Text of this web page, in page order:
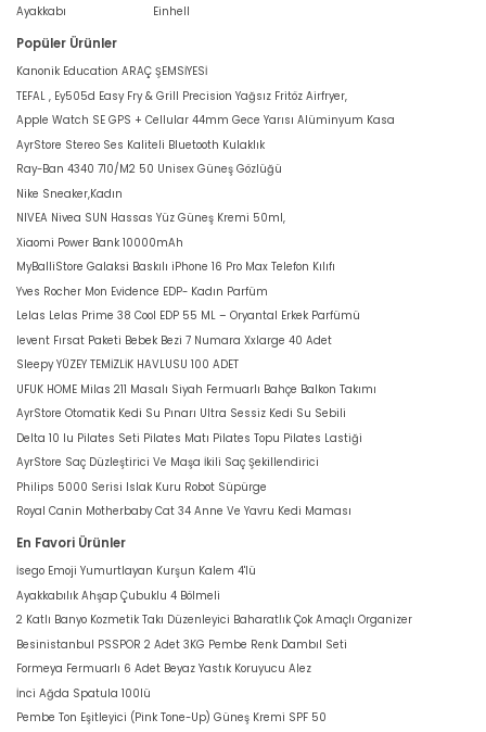
Ayakkabı
Einhell
Popüler Ürünler
Kanonik Education ARAÇ ŞEMSİYESİ
TEFAL , Ey505d Easy Fry & Grill Precision Yağsız Fritöz Airfryer,
Apple Watch SE GPS + Cellular 44mm Gece Yarısı Alüminyum Kasa
AyrStore Stereo Ses Kaliteli Bluetooth Kulaklık
Ray-Ban 4340 710/M2 50 Unisex Güneş Gözlüğü
Nike Sneaker,Kadın
NIVEA Nivea SUN Hassas Yüz Güneş Kremi 50ml,
Xiaomi Power Bank 10000mAh
MyBalliStore Galaksi Baskılı iPhone 16 Pro Max Telefon Kılıfı
Yves Rocher Mon Evidence EDP- Kadın Parfüm
Lelas Lelas Prime 38 Cool EDP 55 ML – Oryantal Erkek Parfümü
levent Fırsat Paketi Bebek Bezi 7 Numara Xxlarge 40 Adet
Sleepy YÜZEY TEMİZLİK HAVLUSU 100 ADET
UFUK HOME Milas 211 Masalı Siyah Fermuarlı Bahçe Balkon Takımı
AyrStore Otomatik Kedi Su Pınarı Ultra Sessiz Kedi Su Sebili
Delta 10 lu Pilates Seti Pilates Matı Pilates Topu Pilates Lastiği
AyrStore Saç Düzleştirici Ve Maşa İkili Saç Şekillendirici
Philips 5000 Serisi Islak Kuru Robot Süpürge
Royal Canin Motherbaby Cat 34 Anne Ve Yavru Kedi Maması
En Favori Ürünler
İsego Emoji Yumurtlayan Kurşun Kalem 4'lü
Ayakkabılık Ahşap Çubuklu 4 Bölmeli
2 Katlı Banyo Kozmetik Takı Düzenleyici Baharatlık Çok Amaçlı Organizer
Besinistanbul PSSPOR 2 Adet 3KG Pembe Renk Dambıl Seti
Formeya Fermuarlı 6 Adet Beyaz Yastık Koruyucu Alez
İnci Ağda Spatula 100lü
Pembe Ton Eşitleyici (Pink Tone-Up) Güneş Kremi SPF 50